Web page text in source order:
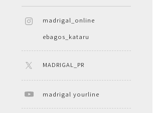
madrigal_online
ebagos_kataru
MADRIGAL_PR
madrigal yourline